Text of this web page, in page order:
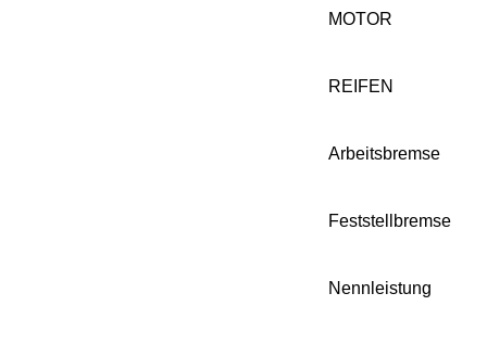
MOTOR
REIFEN
Arbeitsbremse
Feststellbremse
Nennleistung